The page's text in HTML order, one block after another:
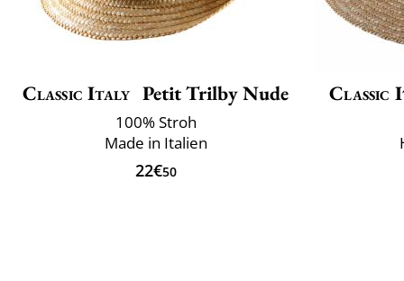
Classic Italy Petit Trilby Nude
100% Stroh
Made in Italien
22€50
Classic